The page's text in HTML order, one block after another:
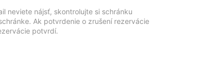
neviete nájsť, skontrolujte si schránku
Ak potvrdenie o zrušení rezervácie
potvrdí.